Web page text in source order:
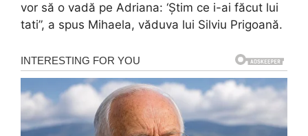
vor să o vadă pe Adriana: ‘Știm ce i-ai făcut lui
tati”, a spus Mihaela, văduva lui Silviu Prigoană.